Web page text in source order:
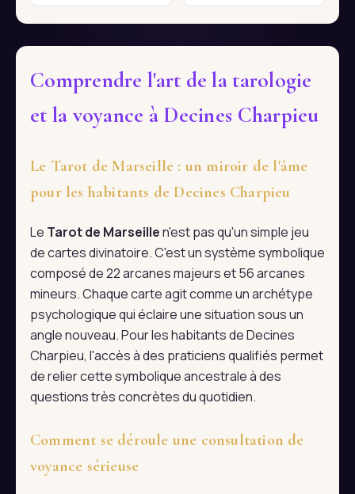
Comprendre l'art de la tarologie
et la voyance à Decines Charpieu
Le Tarot de Marseille : un miroir de l'âme
pour les habitants de Decines Charpieu
Le Tarot de Marseillen'est pas qu'un simple jeu
de cartes divinatoire. C'est un système symbolique
composé de 22 arcanes majeurs et 56 arcanes
mineurs. Chaque carte agit comme un archétype
psychologique qui éclaire une situation sous un
angle nouveau. Pour les habitants de Decines
Charpieu, l'accès à des praticiens qualifiés permet
de relier cette symbolique ancestrale à des
questions très concrètes du quotidien.
Comment se déroule une consultation de
voyance sérieuse